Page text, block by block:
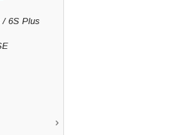
/ 6S Plus